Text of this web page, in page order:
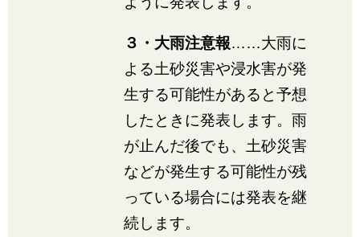
３・大雨注意報……大雨に
よる土砂災害や浸水害が発
生する可能性があると予想
したときに発表します。雨
が止んだ後でも、土砂災害
などが発生する可能性が残
っている場合には発表を継
続します。